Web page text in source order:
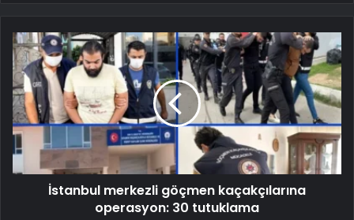
İstanbul merkezli göçmen kaçakçılarına
operasyon: 30 tutuklama